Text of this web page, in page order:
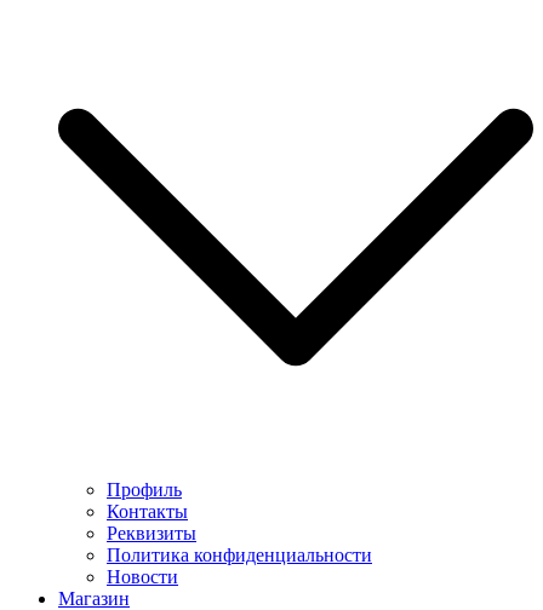
Профиль
Контакты
Реквизиты
Политика конфиденциальности
Новости
Магазин